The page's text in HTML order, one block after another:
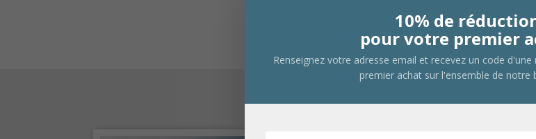
Produits
10% de
pour votre premier
Renseignez votre adresse email et recevez un code
premier achat sur l'ensemble de notre